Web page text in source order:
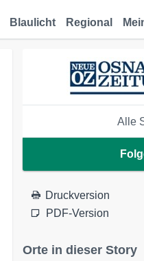
Blaulicht Regional
Alle
Druckversion
PDF-Version
Orte in dieser Story